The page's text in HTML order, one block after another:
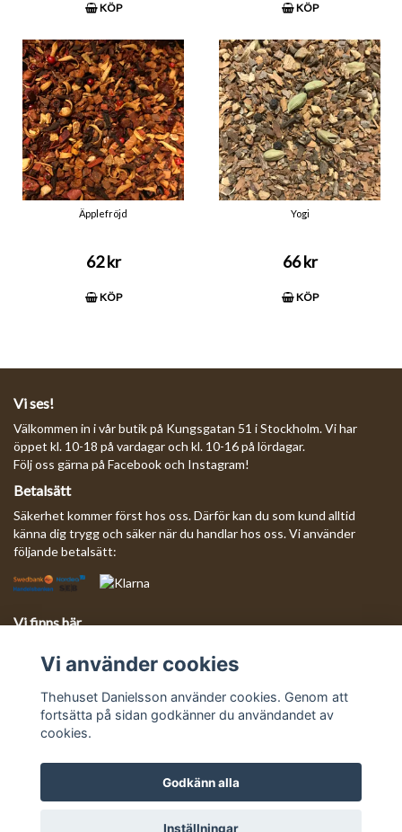
KÖP KÖP
Äpplefröjd
62 kr
KÖP
Yogi
66 kr
KÖP
Vi ses!
Välkommen in i vår butik på Kungsgatan 51 i Stockholm. Vi har
öppet kl. 10-18 på vardagar och kl. 10-16 på lördagar.
Följ oss gärna på Facebook och Instagram!
Betalsätt
Säkerhet kommer först hos oss. Därför kan du som kund alltid
känna dig trygg och säker när du handlar hos oss. Vi använder
följande betalsätt:
Vi finns här
Mejla oss så svarar vi så fort vi kan!
Vi använder cookies
Thehuset Danielsson använder cookies. Genom att
fortsätta på sidan godkänner du användandet av
cookies.
Godkänn alla
Inställningar